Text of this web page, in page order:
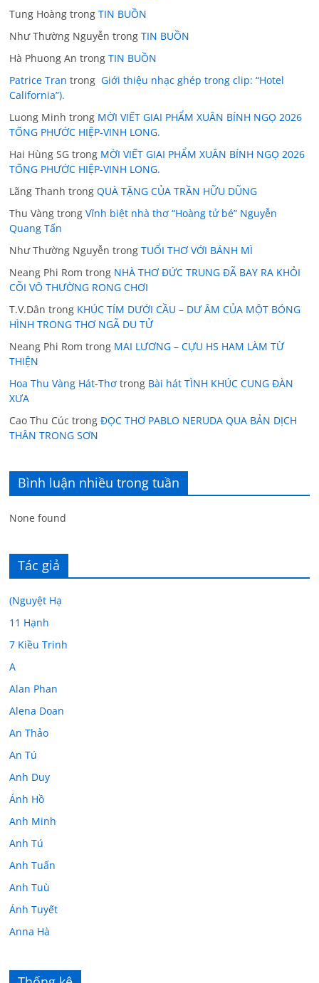
Tung Hoàng trongTIN BUỒN
Như Thường Nguyễn trongTIN BUỒN
Hà Phuong An trongTIN BUỒN
Patrice Tran trong Giới thiệu nhạc ghép trong clip: “Hotel
California”).
Luong Minh trong MỜI VIẾT GIAI PHẨM XUÂN BÍNH NGỌ 2026
TỐNG PHƯỚC HIỆP-VINH LONG.
Hai Hùng SG trong MỜI VIẾT GIAI PHẨM XUÂN BÍNH NGỌ 2026
TỐNG PHƯỚC HIỆP-VINH LONG.
Lãng Thanh trongQUÀ TẶNG CỦA TRẦN HỮU DŨNG
Thu Vàng trongVĩnh biệt nhà thơ “Hoàng tử bé” Nguyễn
Quang Tấn
Như Thường Nguyễn trongTUỔI THƠ VỚI BÁNH MÌ
Neang Phi Rom trong NHÀ THƠ ĐỨC TRUNG ĐÃ BAY RA KHỎI
CÕI VÔ THƯỜNG RONG CHƠI
T.V.Dân trong KHÚC TÍM DƯỚI CẦU – DƯ ÂM CỦA MỘT BÓNG
HÌNH TRONG THƠ NGÃ DU TỬ
Neang Phi Rom trong MAI LƯƠNG – CỰU HS HAM LÀM TỪ
THIỆN
Hoa Thu Vàng Hát-Thơ trong Bài hát TÌNH KHÚC CUNG ĐÀN
XƯA
Cao Thu Cúc trongĐỌC THƠ PABLO NERUDA QUA BẢN DỊCH
THÂN TRONG SƠN
Bình luận nhiều trong tuần
None found
Tác giả
(Nguyệt Hạ
11 Hạnh
7 Kiều Trinh
A
Alan Phan
Alena Doan
An Thảo
An Tú
Anh Duy
Ánh Hồ
Anh Minh
Anh Tú
Anh Tuấn
Anh Tuù
Ánh Tuyết
Anna Hà
Âu Tú Vân